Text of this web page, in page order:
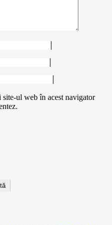
ul web în acest navigator